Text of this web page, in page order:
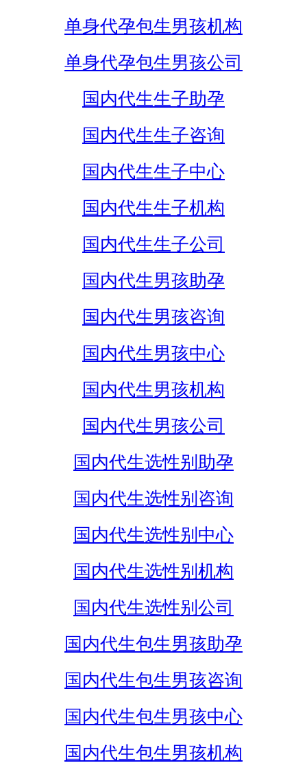
单身代孕包生男孩机构
单身代孕包生男孩公司
国内代生生子助孕
国内代生生子咨询
国内代生生子中心
国内代生生子机构
国内代生生子公司
国内代生男孩助孕
国内代生男孩咨询
国内代生男孩中心
国内代生男孩机构
国内代生男孩公司
国内代生选性别助孕
国内代生选性别咨询
国内代生选性别中心
国内代生选性别机构
国内代生选性别公司
国内代生包生男孩助孕
国内代生包生男孩咨询
国内代生包生男孩中心
国内代生包生男孩机构